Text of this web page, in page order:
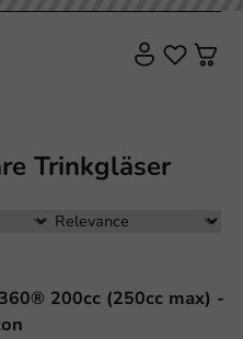
Trinkgläser
200cc (250cc max) -